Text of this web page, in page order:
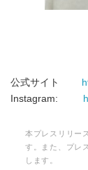
公式サイト
Instagram:
本プレスリリー
す。また、プレ
します。